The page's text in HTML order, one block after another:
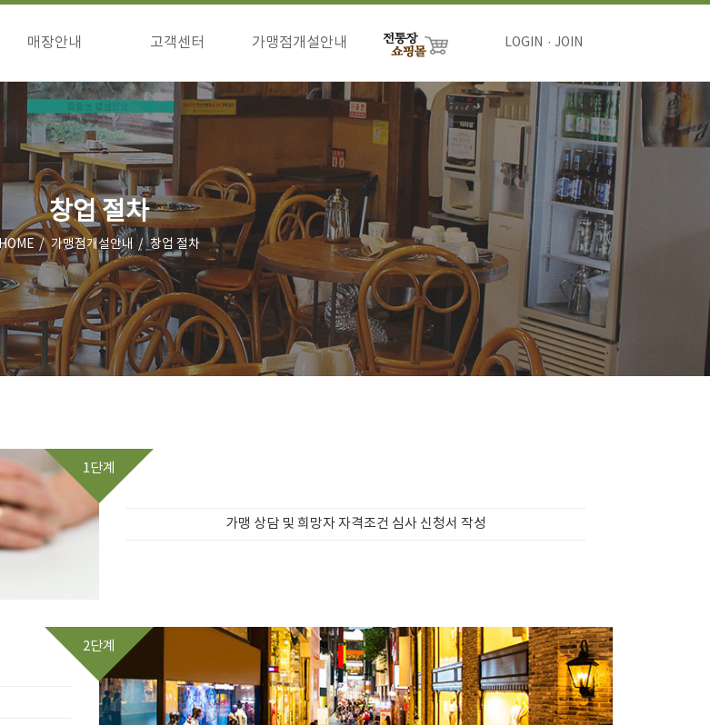
매장안내
매장안내
고객센터
공지사항
이벤트
고객의소리
점주님방
가맹점개설안내
상담하기
LOGIN JOIN
창업 절차
HOME 가맹점개설안내 창업 절차
1단계
가맹 상담 및 희망자 자격조건 심사 신청서 작성
2단계